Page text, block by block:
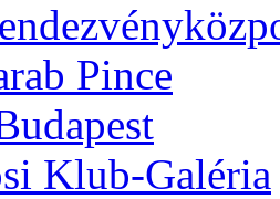
Pince
Klub-Galéria